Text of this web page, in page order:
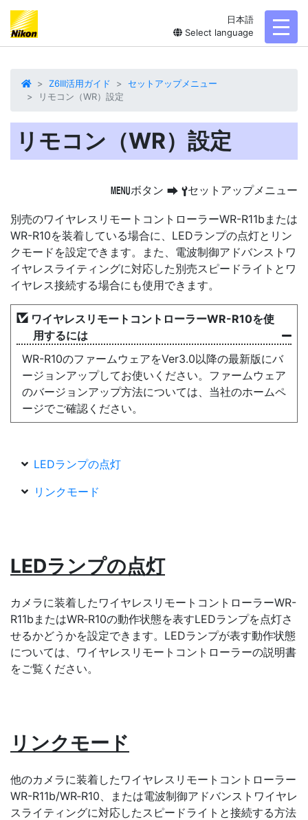
日本語
Select language
Z6III活用ガイド
セットアップメニュー
リモコン（WR）設定
リモコン（WR）設定
Gボタン U Bセットアップメニュー
別売のワイヤレスリモートコントローラーWR-R11b または
WR-R10を装着している場合に、LEDランプの点灯とリン
クモードを設定できます。また、電波制御アドバンストワ
イヤレスライティングに対応した別売スピードライトとワ
イヤレス接続する場合にも使用できます。
ワイヤレスリモートコントローラーWR-R10を使
用するには
WR-R10のファームウェアをVer3.0以降の最新版にバ
ージョンアップしてお使いください。ファームウェア
のバージョンアップ方法については、当社のホームペ
ージでご確認ください。
LEDランプの点灯
リンクモード
LEDランプの点灯
カメラに装着したワイヤレスリモートコントローラーWR-
R11bまたはWR‑R10の動作状態を表すLEDランプを点灯さ
せるかどうかを設定できます。LEDランプが表す動作状態
については、ワイヤレスリモートコントローラーの説明書
をご覧ください。
リンクモード
他のカメラに装着したワイヤレスリモートコントローラー
WR-R11b/WR‑R10、または電波制御アドバンストワイヤレ
スライティングに対応したスピードライトと接続する方法